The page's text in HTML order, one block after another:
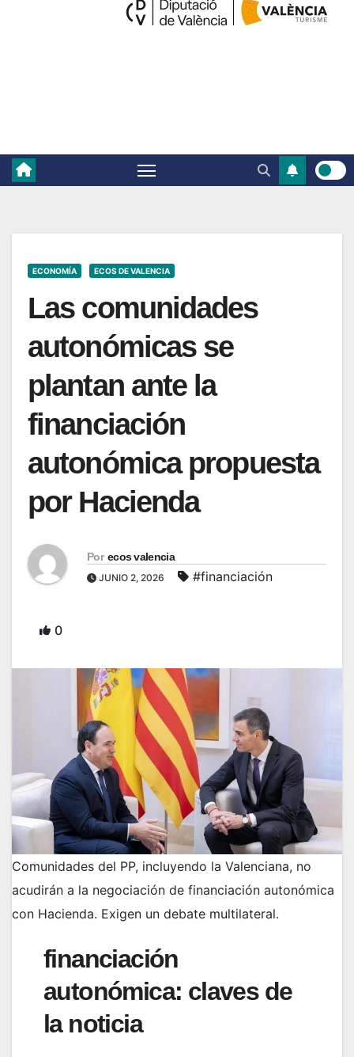
ECONOMÍA ECOS DE VALENCIA
Las comunidades
autonómicas se
plantan ante la
financiación
autonómica propuesta
por Hacienda
Por ecos valencia
JUNIO 2, 2026 #financiación
0
Comunidades del PP, incluyendo la Valenciana, no
acudirán a la negociación de financiación autonómica
con Hacienda. Exigen un debate multilateral.
financiación
autonómica: claves de
la noticia